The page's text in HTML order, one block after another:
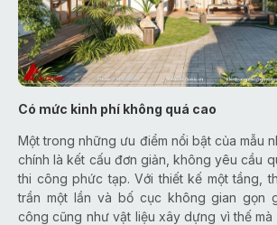
Có mức kinh phí không quá cao
Một trong những ưu điểm nổi bật của mẫu
chính là kết cấu đơn giản, không yêu cầu
thi công phức tạp. Với thiết kế một tầng,
trần một lần và bố cục không gian gọn
công cũng như vật liệu xây dựng vì thế